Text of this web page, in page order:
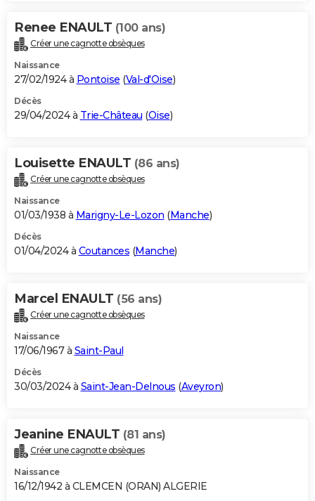
Renee ENAULT (100 ans)
Créer une cagnotte obsèques
Naissance
27/02/1924 à Pontoise (Val-d'Oise)
Décès
29/04/2024 à Trie-Château (Oise)
Louisette ENAULT (86 ans)
Créer une cagnotte obsèques
Naissance
01/03/1938 à Marigny-Le-Lozon (Manche)
Décès
01/04/2024 à Coutances (Manche)
Marcel ENAULT (56 ans)
Créer une cagnotte obsèques
Naissance
17/06/1967 à Saint-Paul
Décès
30/03/2024 à Saint-Jean-Delnous (Aveyron)
Jeanine ENAULT (81 ans)
Créer une cagnotte obsèques
Naissance
16/12/1942 à CLEMCEN (ORAN) ALGERIE